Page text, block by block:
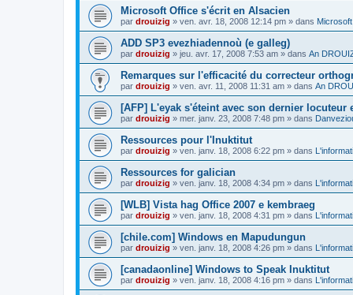
Microsoft Office s'écrit en Alsacien
par drouizig » ven. avr. 18, 2008 12:14 pm » dans
ADD SP3 evezhiadennoù (e galleg)
par drouizig » jeu. avr. 17, 2008 7:53 am » dans An
Remarques sur l'efficacité du correcteur
par drouizig » ven. avr. 11, 2008 11:31 am » dans An
[AFP] L'eyak s'éteint avec son dernier locuteur
par drouizig » mer. janv. 23, 2008 7:48 pm » dans
Ressources pour l'Inuktitut
par drouizig » ven. janv. 18, 2008 6:22 pm » dans
Ressources for galician
par drouizig » ven. janv. 18, 2008 4:34 pm » dans
[WLB] Vista hag Office 2007 e kembraeg
par drouizig » ven. janv. 18, 2008 4:31 pm » dans
[chile.com] Windows en Mapudungun
par drouizig » ven. janv. 18, 2008 4:26 pm » dans
[canadaonline] Windows to Speak Inuktitut
par drouizig » ven. janv. 18, 2008 4:16 pm » dans